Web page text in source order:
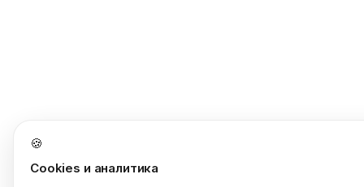
🍪
Cookies и аналитика